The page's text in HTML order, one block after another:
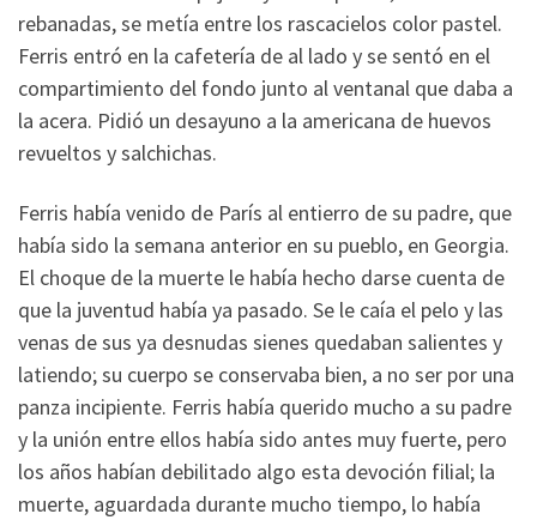
rebanadas, se metía entre los rascacielos color pastel.
Ferris entró en la cafetería de al lado y se sentó en el
compartimiento del fondo junto al ventanal que daba a
la acera. Pidió un desayuno a la americana de huevos
revueltos y salchichas.
Ferris había venido de París al entierro de su padre, que
había sido la semana anterior en su pueblo, en Georgia.
El choque de la muerte le había hecho darse cuenta de
que la juventud había ya pasado. Se le caía el pelo y las
venas de sus ya desnudas sienes quedaban salientes y
latiendo; su cuerpo se conservaba bien, a no ser por una
panza incipiente. Ferris había querido mucho a su padre
y la unión entre ellos había sido antes muy fuerte, pero
los años habían debilitado algo esta devoción filial; la
muerte, aguardada durante mucho tiempo, lo había